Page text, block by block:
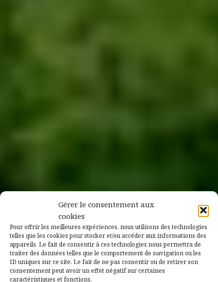
Gérer le consentement aux
cookies
Pour offrir les meilleures expériences, nous utilisons des technologies
telles que les cookies pour stocker et/ou accéder aux informations des
appareils. Le fait de consentir à ces technologies nous permettra de
traiter des données telles que le comportement de navigation ou les
ID uniques sur ce site. Le fait de ne pas consentir ou de retirer son
consentement peut avoir un effet négatif sur certaines
caractéristiques et fonctions.